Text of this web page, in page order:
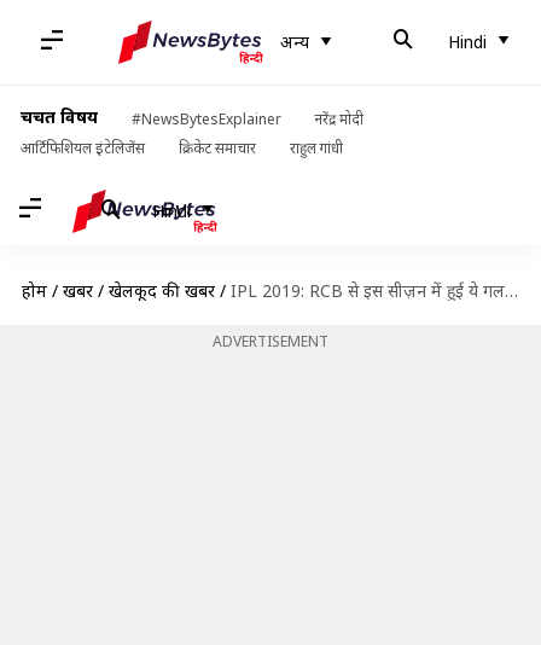
अन्य Hindi
चर्चित विषय #NewsBytesExplainer
नरेंद्र मोदी
आर्टिफिशियल इंटेलिजेंस
क्रिकेट समाचार राहुल गांधी
Hindi
होम / खबरें / खेलकूद की खबरें / IPL 2019: RCB से इस सीज़न में हुई ये गलतियां, सफलता के लिए करने होंगे सुधार
ADVERTISEMENT